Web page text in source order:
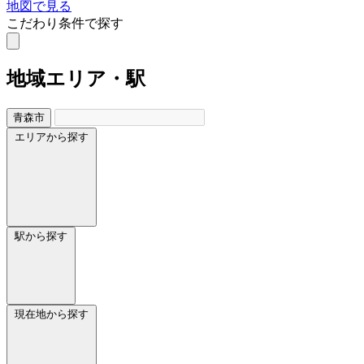
地図で見る
こだわり条件で探す
地域エリア・駅
青森市
エリアから探す
駅から探す
現在地から探す